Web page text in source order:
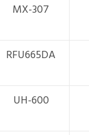
MX-307
RFU665DA
UH-600